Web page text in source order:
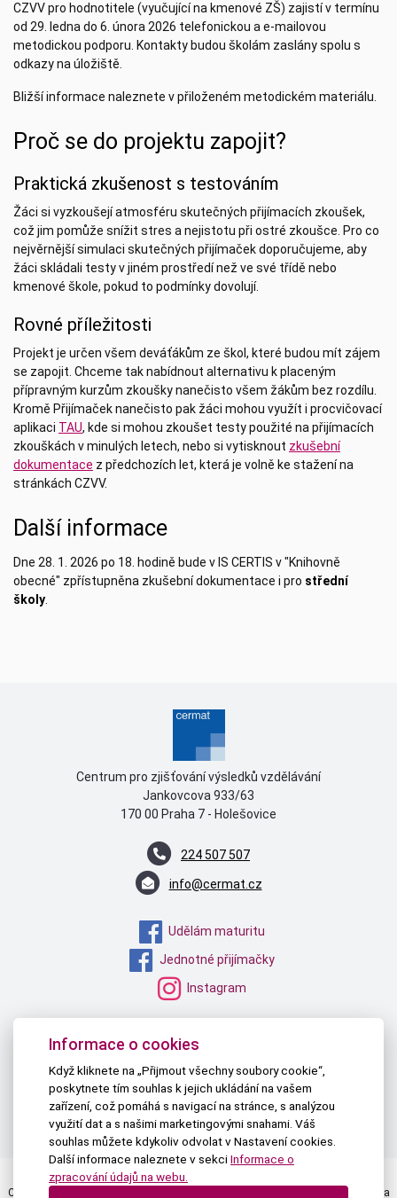
CZVV pro hodnotitele (vyučující na kmenové ZŠ) zajistí v termínu
od 29. ledna do 6. února 2026 telefonickou a e-mailovou
metodickou podporu. Kontakty budou školám zaslány spolu s
odkazy na úložiště.
Bližší informace naleznete v přiloženém metodickém materiálu.
Proč se do projektu zapojit?
Praktická zkušenost s testováním
Žáci si vyzkoušejí atmosféru skutečných přijímacích zkoušek,
což jim pomůže snížit stres a nejistotu při ostré zkoušce. Pro co
nejvěrnější simulaci skutečných přijímaček doporučujeme, aby
žáci skládali testy v jiném prostředí než ve své třídě nebo
kmenové škole, pokud to podmínky dovolují.
Rovné příležitosti
Projekt je určen všem deváťákům ze škol, které budou mít zájem
se zapojit. Chceme tak nabídnout alternativu k placeným
přípravným kurzům zkoušky nanečisto všem žákům bez rozdílu.
Kromě Přijímaček nanečisto pak žáci mohou využít i procvičovací
aplikaci TAU, kde si mohou zkoušet testy použité na přijímacích
zkouškách v minulých letech, nebo si vytisknout zkušební
dokumentace z předchozích let, která je volně ke stažení na
stránkách CZVV.
Další informace
Dne 28. 1. 2026 po 18. hodině bude v IS CERTIS v "Knihovně
obecné" zpřístupněna zkušební dokumentace i pro střední
školy
Centrum pro zjišťování výsledků vzdělávání
Jankovcova 933/63
170 00 Praha 7 - Holešovice
224 507 507
info@cermat.cz
Udělám maturitu
Jednotné přijímačky
Instagram
MŠMT
NPI ČR
TAU
PŘIHLÁŠKY NA STŘEDNÍ
Centrum pro zjišťování výsledků vzdělávání | © 2026 Všechna práva vyhrazena
Informace o cookies
Když kliknete na „Přijmout všechny soubory cookie“,
poskytnete tím souhlas k jejich ukládání na vašem
zařízení, což pomáhá s navigací na stránce, s analýzou
využití dat a s našimi marketingovými snahami. Váš
souhlas můžete kdykoliv odvolat v Nastavení cookies.
Další informace naleznete v sekciInformace o
zpracování údajů na webu.